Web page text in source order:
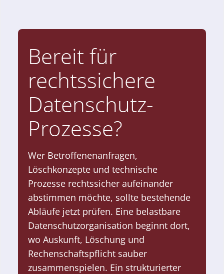
Bereit für
rechtssichere
Datenschutz-
Prozesse?
Wer Betroffenenanfragen,
Löschkonzepte und technische
Prozesse rechtssicher aufeinander
abstimmen möchte, sollte bestehende
Abläufe jetzt prüfen. Eine belastbare
Datenschutzorganisation beginnt dort,
wo Auskunft, Löschung und
Rechenschaftspflicht sauber
zusammenspielen. Ein strukturierter